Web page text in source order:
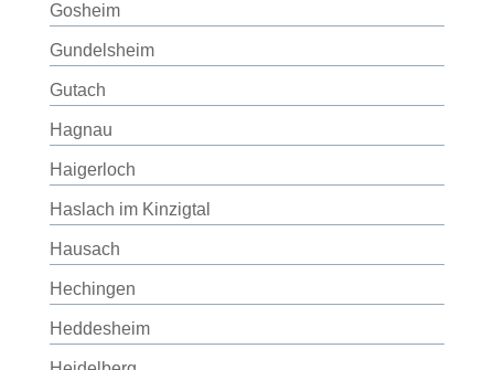
Gosheim
Gundelsheim
Gutach
Hagnau
Haigerloch
Haslach im Kinzigtal
Hausach
Hechingen
Heddesheim